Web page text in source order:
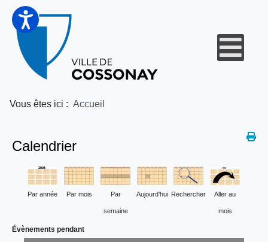
Vous êtes ici : Accueil
Calendrier
Par année Par mois Par
semaine
Aujourd'hui Rechercher Aller au
mois
Évènements pendant